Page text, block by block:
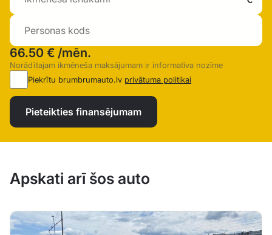
66.50 € /mēn.
Norādītajam ikmēneša maksājumam ir informatīva nozīme
Piekrītu brumbrumauto.lv privātuma politikai
Pieteikties finansējumam
Apskati arī šos auto